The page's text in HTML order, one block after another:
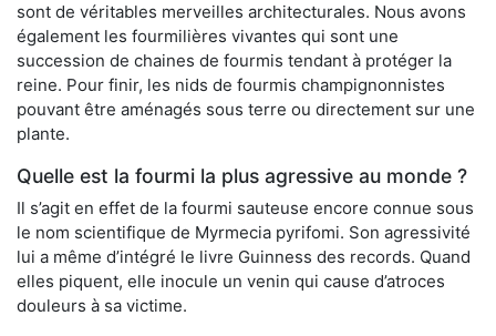
sont de véritables merveilles architecturales. Nous avons
également les fourmilières vivantes qui sont une
succession de chaines de fourmis tendant à protéger la
reine. Pour finir, les nids de fourmis champignonnistes
pouvant être aménagés sous terre ou directement sur une
plante.
Quelle est la fourmi la plus agressive au monde ?
Il s’agit en effet de la fourmi sauteuse encore connue sous
le nom scientifique de Myrmecia pyrifomi. Son agressivité
lui a même d’intégré le livre Guinness des records. Quand
elles piquent, elle inocule un venin qui cause d’atroces
douleurs à sa victime.